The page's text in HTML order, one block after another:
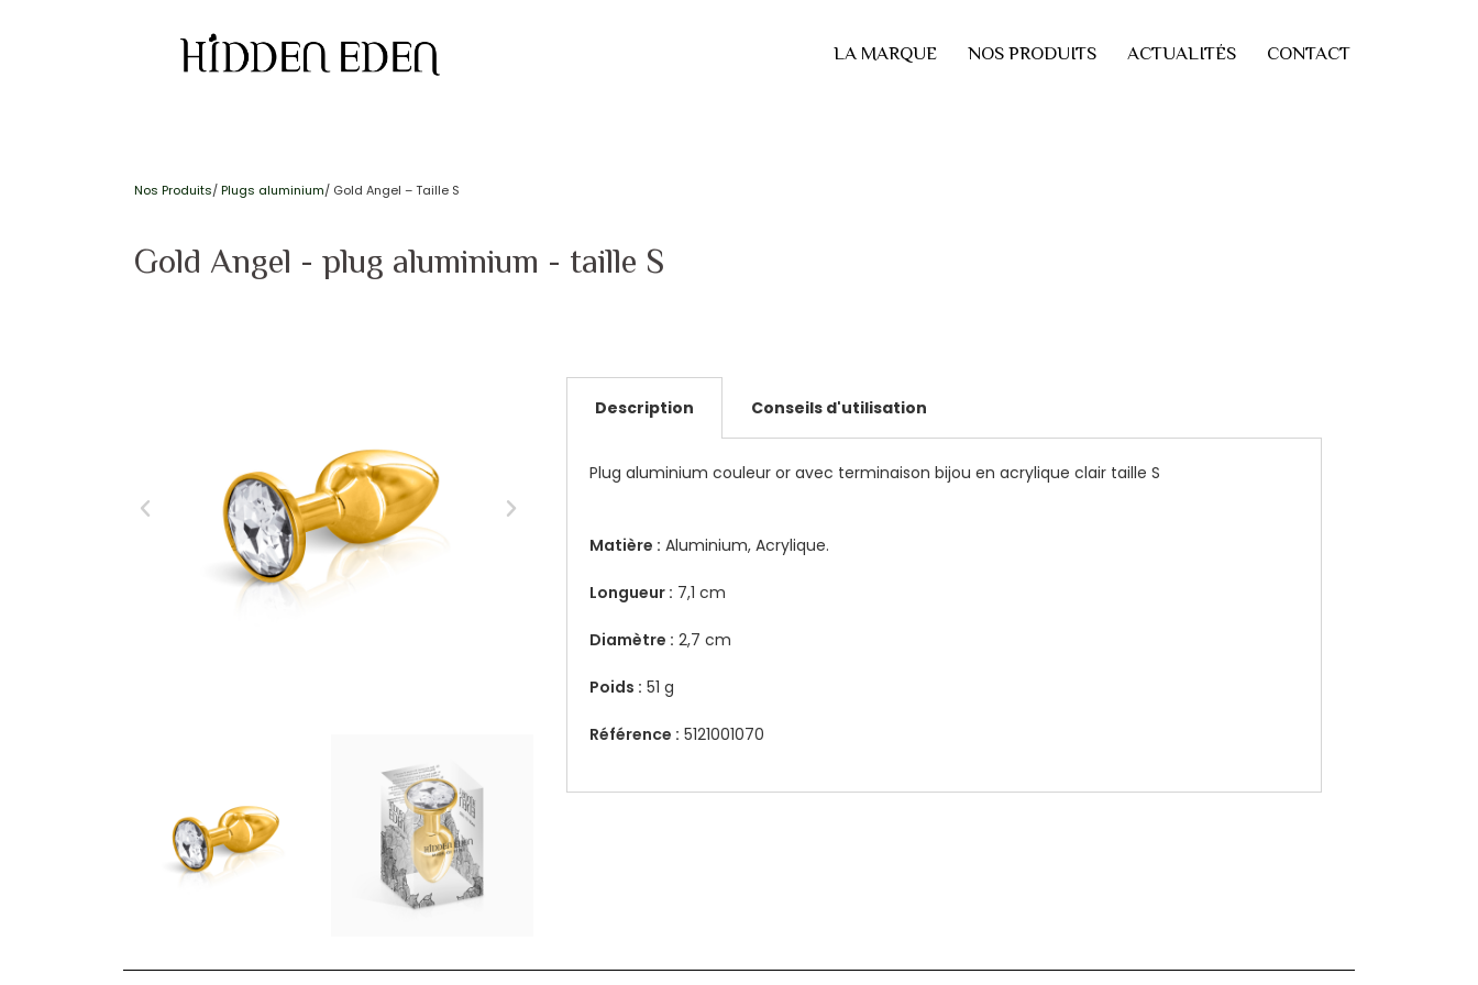
LA MARQUE NOS PRODUITS ACTUALITÉS CONTACT
Nos Produits/Plugs aluminium/ Gold Angel – Taille S
Gold Angel - plug aluminium - taille S
Description Conseils d'utilisation
Plug aluminium couleur or avec terminaison bijou en acrylique clair taille S
Matière : Aluminium, Acrylique.
Longueur : 7,1 cm
Diamètre : 2,7 cm
Poids : 51 g
Référence : 5121001070